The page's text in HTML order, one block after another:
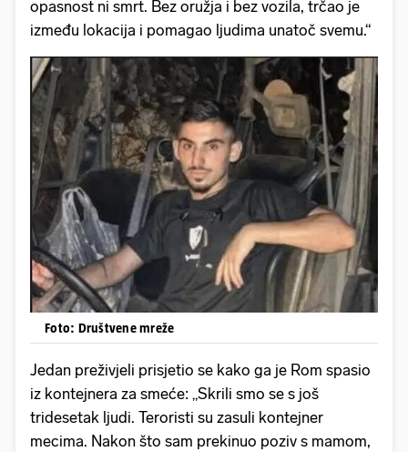
opasnost ni smrt. Bez oružja i bez vozila, trčao je
između lokacija i pomagao ljudima unatoč svemu.“
Foto: Društvene mreže
Jedan preživjeli prisjetio se kako ga je Rom spasio
iz kontejnera za smeće: „Skrili smo se s još
tridesetak ljudi. Teroristi su zasuli kontejner
mecima. Nakon što sam prekinuo poziv s mamom,